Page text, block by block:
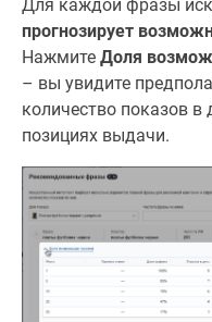
Для каждой фразы
прогнозирует
Нажмите Доля
– вы увидите
количество показов
позициях выдачи.